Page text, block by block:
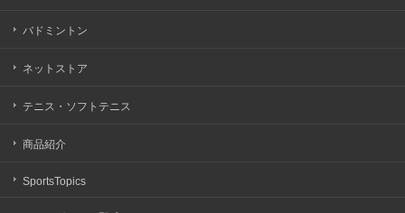
バドミントン
ネットストア
テニス・ソフトテニス
商品紹介
SportsTopics